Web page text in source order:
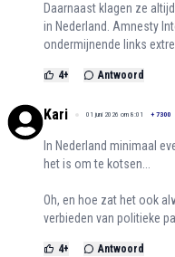
Daarnaast klagen ze
in Nederland. Amnesty
ondermijnende links
4+ Antwoord
Kari 01 juni 2026 om 8:01 + 7300
In Nederland minimaal
het is om te kotsen...
Oh, en hoe zat het ook
verbieden van politieke
4+ Antwoord